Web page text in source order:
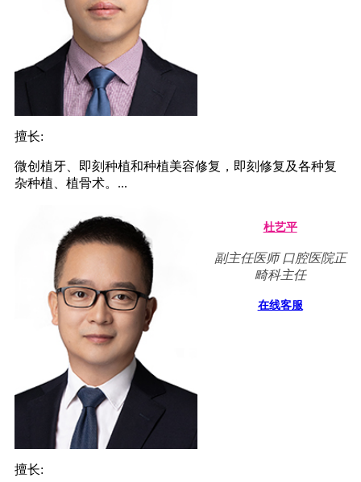
擅长:
微创植牙、即刻种植和种植美容修复，即刻修复及各种复
杂种植、植骨术。...
杜艺平
副主任医师 口腔医院正
畸科主任
在线客服
擅长: